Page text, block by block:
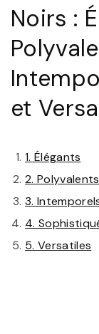
Noirs :
et
1. Élégants
2. Polyvalents
3.
4.
5. Versatiles